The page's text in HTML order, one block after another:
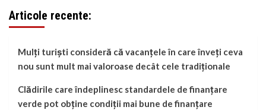
Articole recente:
Mulți turiști consideră că vacanțele în care înveți ceva
nou sunt mult mai valoroase decât cele tradiționale
Clădirile care îndeplinesc standardele de finanțare
verde pot obține condiții mai bune de finanțare